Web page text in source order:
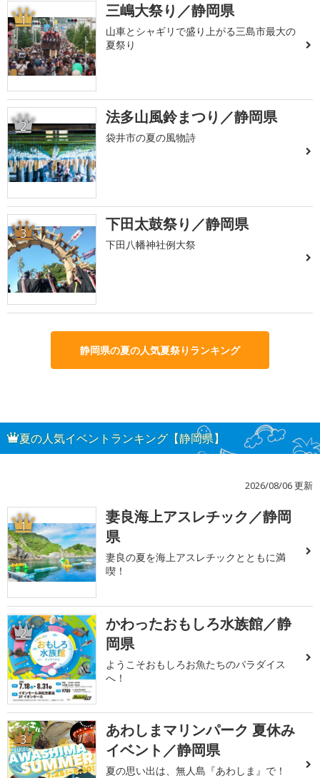
1 三嶋大祭り／静岡県
山車とシャギリで盛り上がる三島市最大の
夏祭り
2 法多山風鈴まつり／静岡県
袋井市の夏の風物詩
3 下田太鼓祭り／静岡県
下田八幡神社例大祭
静岡県の夏の人気夏祭りランキング
夏の人気イベントランキング【静岡県】
2026/08/06 更新
1
妻良海上アスレチック／静岡
県
妻良の夏を海上アスレチックとともに満
喫！
2
かわったおもしろ水族館／静
岡県
ようこそおもしろお魚たちのパラダイス
へ！
3
あわしまマリンパーク 夏休み
イベント／静岡県
夏の思い出は、無人島『あわしま』で！